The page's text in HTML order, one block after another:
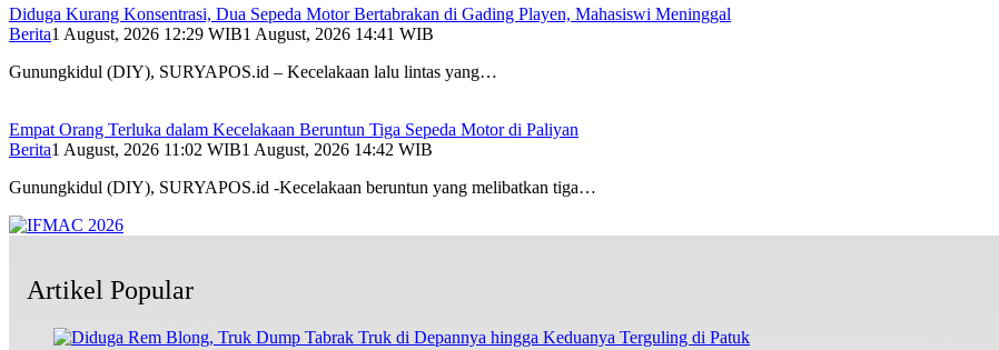
Diduga Kurang Konsentrasi, Dua Sepeda Motor Bertabrakan di Gading Playen, Mahasiswi Meninggal
Berita1 August, 2026 12:29 WIB1 August, 2026 14:41 WIB
Gunungkidul (DIY), SURYAPOS.id – Kecelakaan lalu lintas yang…
Empat Orang Terluka dalam Kecelakaan Beruntun Tiga Sepeda Motor di Paliyan
Berita1 August, 2026 11:02 WIB1 August, 2026 14:42 WIB
Gunungkidul (DIY), SURYAPOS.id -Kecelakaan beruntun yang melibatkan tiga…
Artikel Popular